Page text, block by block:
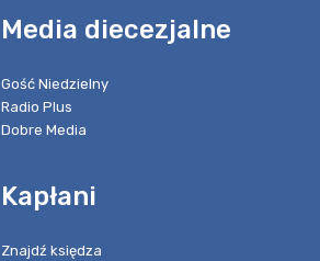
Media diecezjalne
Gość Niedzielny
Radio Plus
Dobre Media
Kapłani
Znajdź księdza